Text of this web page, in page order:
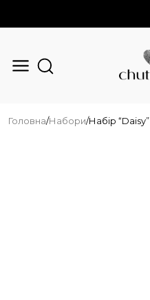
Головна/Набори/Набір “Daisy”